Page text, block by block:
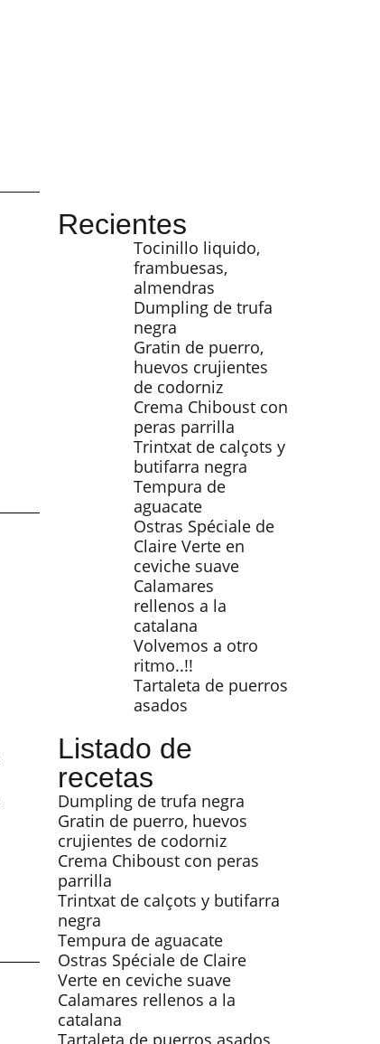
Recientes
Tocinillo liquido,
frambuesas,
almendras
Dumpling de trufa
negra
Gratin de puerro,
huevos crujientes
de codorniz
Crema Chiboust con
peras parrilla
Trintxat de calçots y
butifarra negra
Tempura de
aguacate
Ostras Spéciale de
Claire Verte en
ceviche suave
Calamares
rellenos a la
catalana
Volvemos a otro
ritmo..!!
Tartaleta de puerros
asados
Listado de
recetas
Dumpling de trufa negra
Gratin de puerro, huevos
crujientes de codorniz
Crema Chiboust con peras
parrilla
Trintxat de calçots y butifarra
negra
Tempura de aguacate
Ostras Spéciale de Claire
Verte en ceviche suave
Calamares rellenos a la
catalana
Tartaleta de puerros asados